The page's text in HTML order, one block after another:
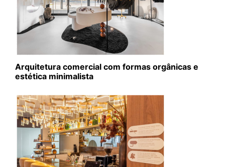
Arquitetura comercial com formas orgânicas e
estética minimalista